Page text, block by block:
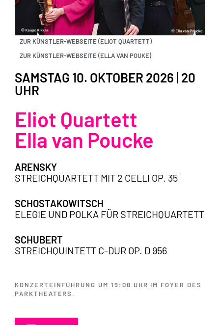
ZUR KÜNSTLER-WEBSEITE (ELIOT QUARTETT)
ZUR KÜNSTLER-WEBSEITE (ELLA VAN POUKE)
SAMSTAG 10. OKTOBER 2026 | 20
UHR
Eliot Quartett
Ella van Poucke
ARENSKY
STREICHQUARTETT MIT 2 CELLI OP. 35
SCHOSTAKOWITSCH
ELEGIE UND POLKA FÜR STREICHQUARTETT
SCHUBERT
STREICHQUINTETT C-DUR OP. D 956
KONZERTEINFÜHRUNG UM 19:00 UHR IM FOYER DES
PARKTHEATERS.